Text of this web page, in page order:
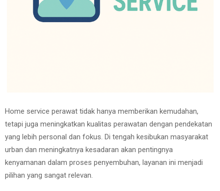
Home service perawat tidak hanya memberikan kemudahan,
tetapi juga meningkatkan kualitas perawatan dengan pendekatan
yang lebih personal dan fokus. Di tengah kesibukan masyarakat
urban dan meningkatnya kesadaran akan pentingnya
kenyamanan dalam proses penyembuhan, layanan ini menjadi
pilihan yang sangat relevan.